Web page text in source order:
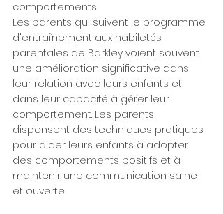
comportements.
Les parents qui suivent le programme
d'entraînement aux habiletés
parentales de Barkley voient souvent
une amélioration significative dans
leur relation avec leurs enfants et
dans leur capacité à gérer leur
comportement. Les parents
dispensent des techniques pratiques
pour aider leurs enfants à adopter
des comportements positifs et à
maintenir une communication saine
et ouverte.